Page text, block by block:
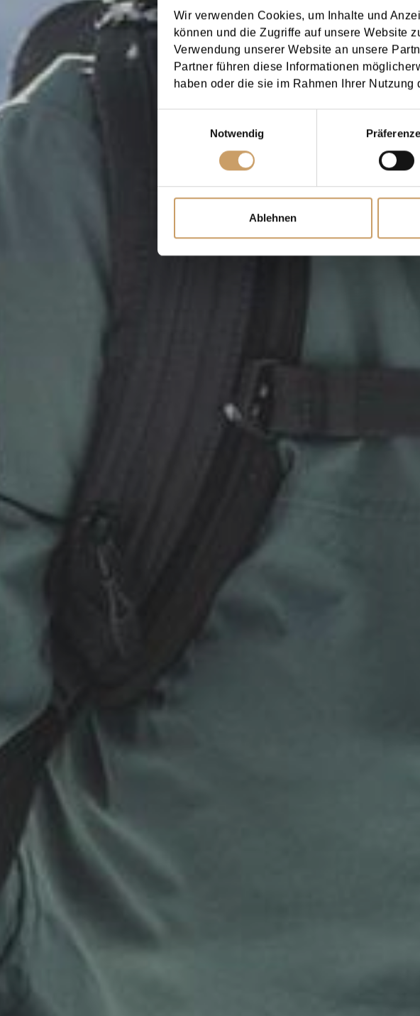
Wir verwenden Cookies, um Inhalte und
können und die Zugriffe auf unsere Website
Verwendung unserer Website an unsere
Partner führen diese Informationen
haben oder die sie im Rahmen Ihrer Nutzung
Notwendig
Ablehnen